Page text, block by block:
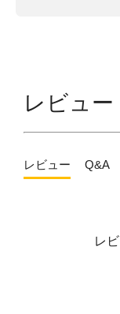
レビュー
レビュー Q&A
レ